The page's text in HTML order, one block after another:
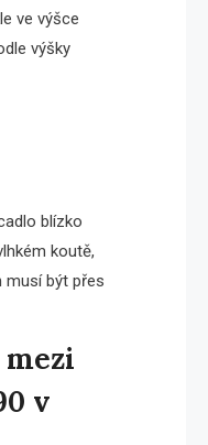
ve výšce
výšky
blízko
koutě,
musí být přes
v